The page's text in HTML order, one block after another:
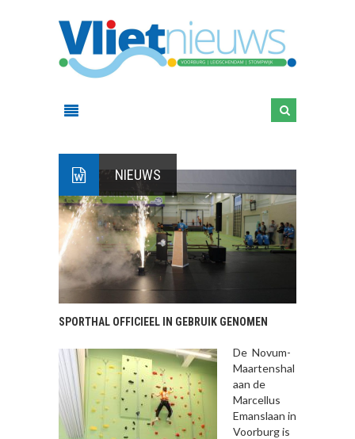
NIEUWS
SPORTHAL OFFICIEEL IN GEBRUIK GENOMEN
De Novum-
Maartenshal
aan de
Marcellus
Emanslaan in
Voorburg is